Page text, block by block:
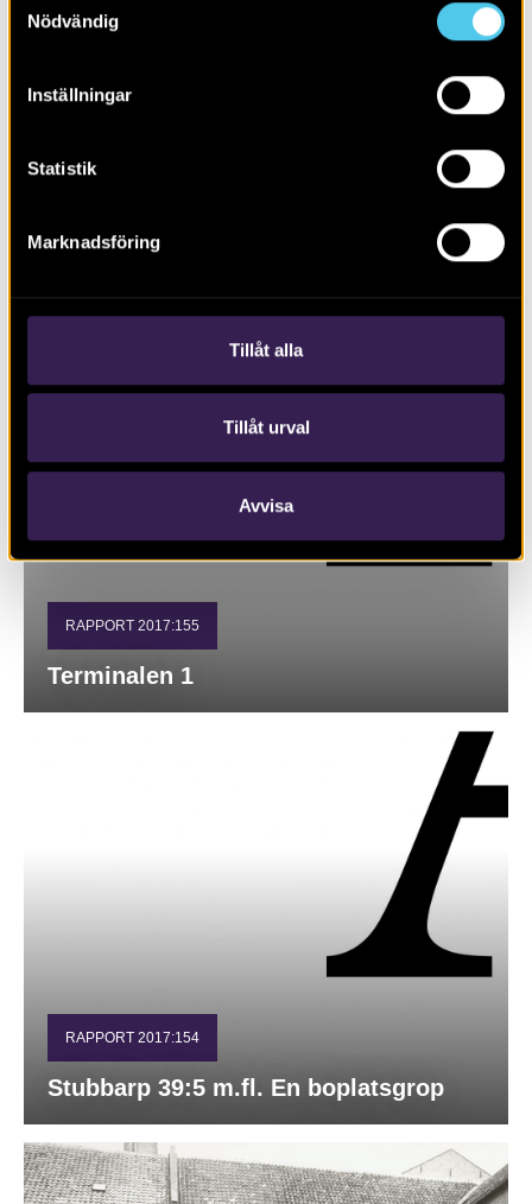
Nödvändig
Inställningar
Statistik
Marknadsföring
Tillåt alla
Tillåt urval
Avvisa
Boplatslämningar från sten- och
RAPPORT 2017:155
Terminalen 1
RAPPORT 2017:154
Stubbarp 39:5 m.fl. En boplatsgrop